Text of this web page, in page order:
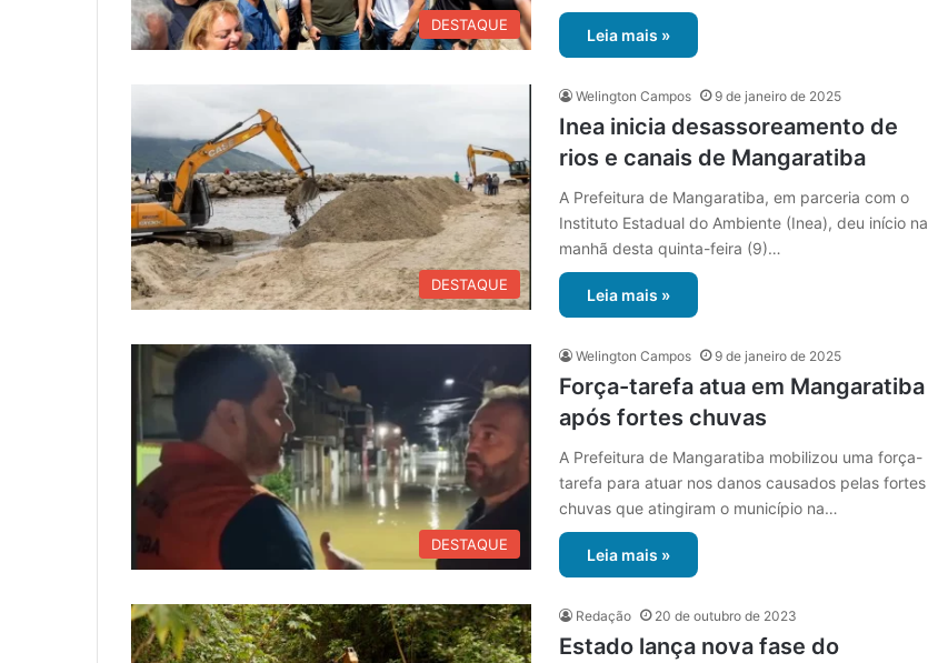
DESTAQUE
Leia mais »
DESTAQUE
Welington Campos 9 de janeiro de 2025
Inea inicia desassoreamento de
rios e canais de Mangaratiba
A Prefeitura de Mangaratiba, em parceria com o
Instituto Estadual do Ambiente (Inea), deu início na
manhã desta quinta-feira (9)…
Leia mais »
DESTAQUE
Welington Campos 9 de janeiro de 2025
Força-tarefa atua em Mangaratiba
após fortes chuvas
A Prefeitura de Mangaratiba mobilizou uma força-
tarefa para atuar nos danos causados ​​pelas fortes
chuvas que atingiram o município na…
Leia mais »
Redação 20 de outubro de 2023
Estado lança nova fase do